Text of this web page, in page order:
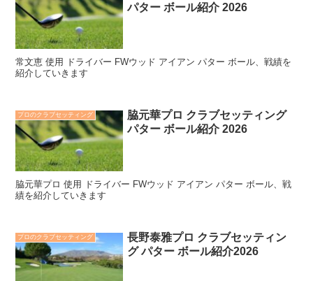
パター ボール紹介 2026
常文恵 使用 ドライバー FWウッド アイアン パター ボール、戦績を
紹介していきます
プロのクラブセッティング
脇元華プロ クラブセッティング
パター ボール紹介 2026
脇元華プロ 使用 ドライバー FWウッド アイアン パター ボール、戦
績を紹介していきます
プロのクラブセッティング
長野泰雅プロ クラブセッティン
グ パター ボール紹介2026